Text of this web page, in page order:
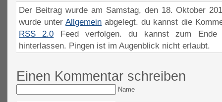
Der Beitrag wurde am Samstag, den 18. Oktober
wurde unterAllgemein abgelegt. du kannst die
RSS 2.0 Feed verfolgen. du kannst zum Ende
hinterlassen. Pingen ist im Augenblick nicht erlaubt.
Einen Kommentar schreiben
Name